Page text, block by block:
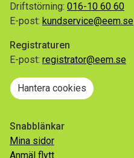
Driftstörning: 016-10 60 60
E-post: kundservice@eem.se
Registraturen
E-post: registrator@eem.se
Hantera cookies
Snabblänkar
Mina sidor
Anmäl flytt